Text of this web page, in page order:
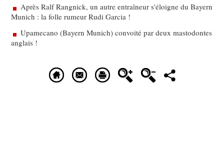
Après Ralf Rangnick, un autre entraîneur s'éloigne du Bayern
Munich : la folle rumeur Rudi Garcia !
Upamecano (Bayern Munich) convoité par deux mastodontes
anglais !